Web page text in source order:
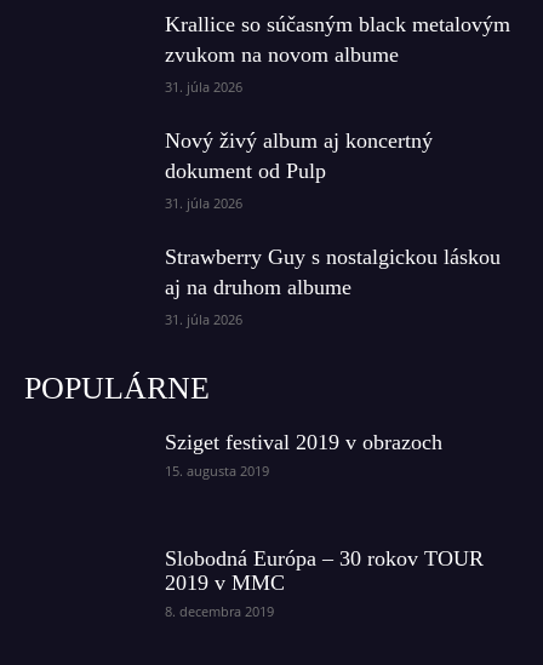
Krallice so súčasným black metalovým
zvukom na novom albume
31. júla 2026
Nový živý album aj koncertný
dokument od Pulp
31. júla 2026
Strawberry Guy s nostalgickou láskou
aj na druhom albume
31. júla 2026
POPULÁRNE
Sziget festival 2019 v obrazoch
15. augusta 2019
Slobodná Európa – 30 rokov TOUR
2019 v MMC
8. decembra 2019